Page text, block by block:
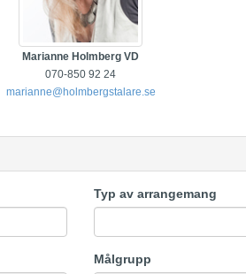
Marianne Holmberg VD
070-850 92 24
marianne@holmbergstalare.se
Typ av arrangemang
Målgrupp